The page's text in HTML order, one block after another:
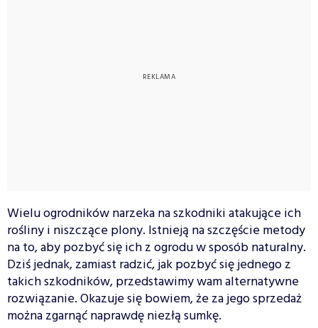
Wielu ogrodników narzeka na szkodniki atakujące ich
rośliny i niszczące plony. Istnieją na szczęście metody
na to, aby pozbyć się ich z ogrodu w sposób naturalny.
Dziś jednak, zamiast radzić, jak pozbyć się jednego z
takich szkodników, przedstawimy wam alternatywne
rozwiązanie. Okazuje się bowiem, że za jego sprzedaż
można zgarnąć naprawdę niezłą sumkę.